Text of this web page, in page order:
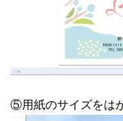
⑤用紙のサイズをは